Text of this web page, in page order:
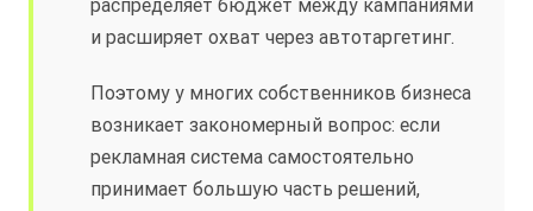
распределяет бюджет между кампаниями
и расширяет охват через автотаргетинг.
Поэтому у многих собственников бизнеса
возникает закономерный вопрос: если
рекламная система самостоятельно
принимает большую часть решений,